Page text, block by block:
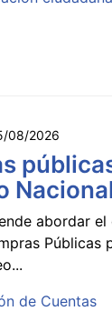
08/2026
Nacional
abordar
Públicas
de Cuentas